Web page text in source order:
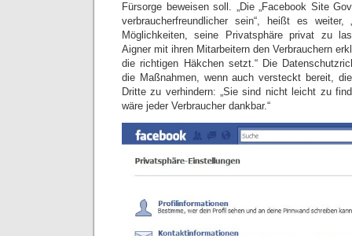
Fürsorge beweisen soll. „Die „Facebook Site
verbraucherfreundlicher sein“, heißt es
Möglichkeiten, seine Privatsphäre privat zu
Aigner mit ihren Mitarbeitern den Verbrauchern
die richtigen Häkchen setzt.“ Die
die Maßnahmen, wenn auch versteckt bereit,
Dritte zu verhindern: „Sie sind nicht leicht zu
wäre jeder Verbraucher dankbar.“